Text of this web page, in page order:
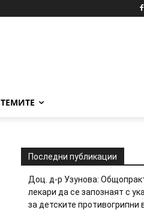
ТЕМИТЕ
Последни публикации
Доц. д-р Узунова:
лекари да се запознаят с
за детските противогрипни